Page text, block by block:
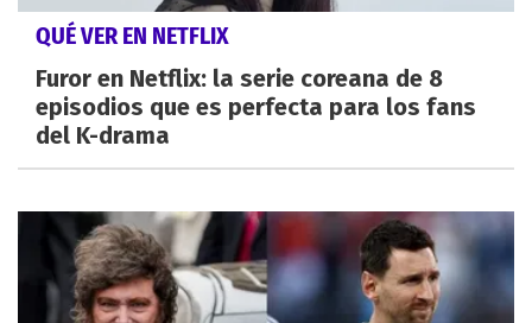
QUÉ VER EN NETFLIX
Furor en Netflix: la serie coreana de 8
episodios que es perfecta para los fans
del K-drama